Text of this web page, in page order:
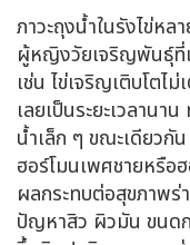
ภาวะถุงน้ำในรังไข่หล
ผู้หญิงวัยเจริญพันธุ์ที่
เช่น ไข่เจริญเติบโตไ
เลยเป็นระยะเวลาน
น้ำเล็ก ๆ ขณะเดียวกั
ฮอร์โมนเพศชายหรือ
ผลกระทบต่อสุขภาพร่
ปัญหาสิว ผิวมัน ขนด